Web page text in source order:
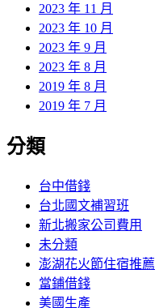
2023 年 11 月
2023 年 10 月
2023 年 9 月
2023 年 8 月
2019 年 8 月
2019 年 7 月
分類
台中借錢
台北國文補習班
新北搬家公司費用
未分類
澎湖花火節住宿推薦
當鋪借錢
美國生產